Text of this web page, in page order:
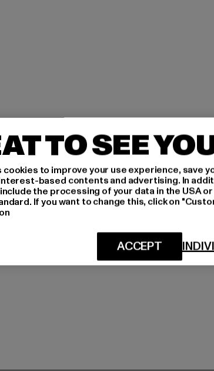
TO SEE
cookies to improve your use experience, save
based contents and advertising. In
the processing of your data in the USA
If you want to change this, click on
ACCEPT